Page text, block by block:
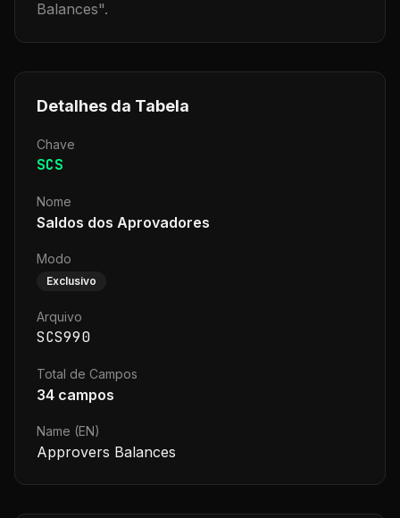
Balances".
Detalhes da Tabela
Chave
SCS
Nome
Saldos dos Aprovadores
Modo
Exclusivo
Arquivo
SCS990
Total de Campos
34 campos
Name (EN)
Approvers Balances